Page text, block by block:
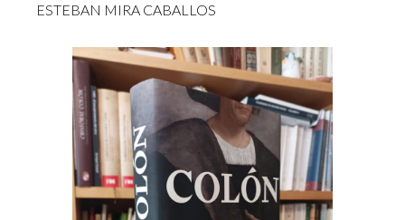
ESTEBAN MIRA CABALLOS